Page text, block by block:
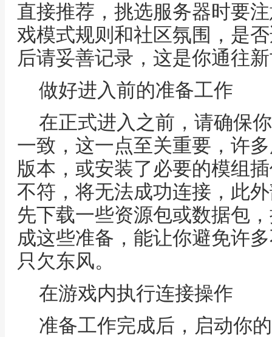
直接推荐，挑选服务器时要
戏模式规则和社区氛围，是
后请妥善记录，这是你通往
做好进入前的准备工作
在正式进入之前，请确保
一致，这一点至关重要，许
版本，或安装了必要的模组
不符，将无法成功连接，此
先下载一些资源包或数据包
成这些准备，能让你避免许
只欠东风。
在游戏内执行连接操作
准备工作完成后，启动你